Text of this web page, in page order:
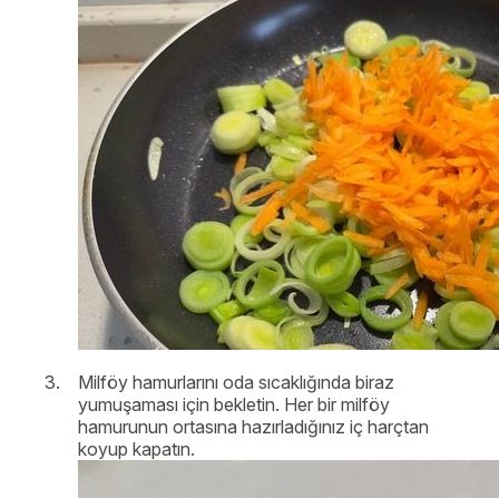
Milföy hamurlarını oda sıcaklığında biraz
yumuşaması için bekletin. Her bir milföy
hamurunun ortasına hazırladığınız iç harçtan
koyup kapatın.